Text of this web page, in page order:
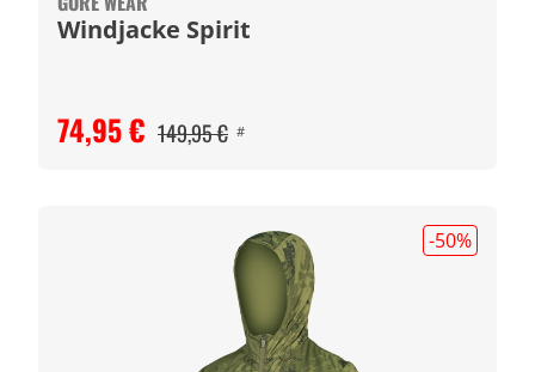
Windjacke Spirit
74,95 € 149,95 € #
-50%